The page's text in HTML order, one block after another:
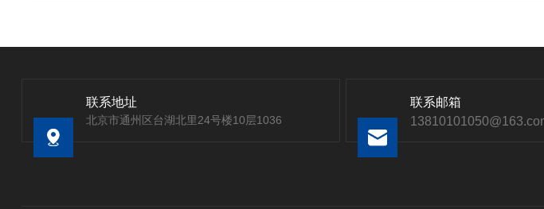
联系地址
北京市通州区台湖北里24号楼10层1036
联系邮箱